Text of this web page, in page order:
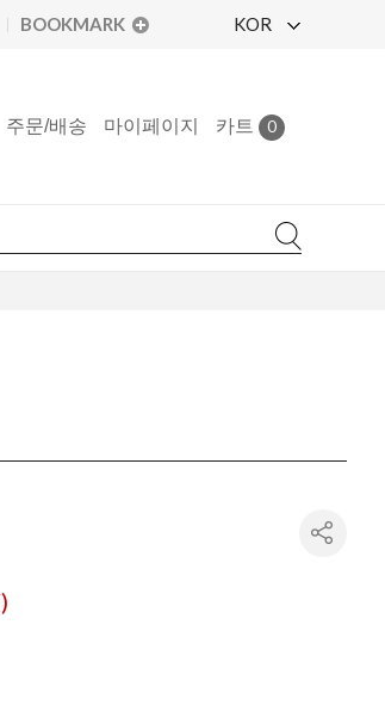
BOOKMARK KOR
주문/배송 마이페이지 카트 0